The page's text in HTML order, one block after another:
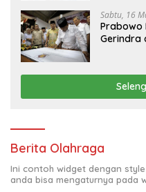
Sabtu, 16
Prabowo
Gerindra
Berita Olahraga
Ini contoh widget dengan
anda bisa mengaturnya pada